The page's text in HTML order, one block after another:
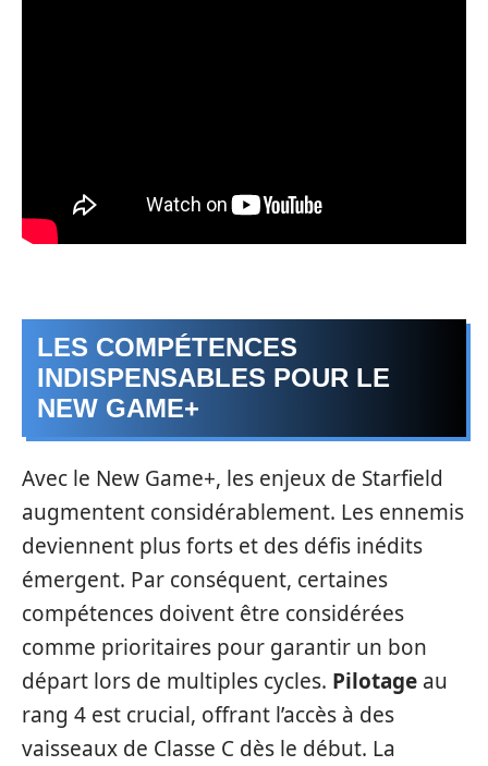
LES COMPÉTENCES
INDISPENSABLES POUR LE
NEW GAME+
Avec le New Game+, les enjeux de Starfield
augmentent considérablement. Les ennemis
deviennent plus forts et des défis inédits
émergent. Par conséquent, certaines
compétences doivent être considérées
comme prioritaires pour garantir un bon
départ lors de multiples cycles. Pilotage au
rang 4 est crucial, offrant l’accès à des
vaisseaux de Classe C dès le début. La